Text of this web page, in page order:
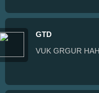
GTD
VUK GRGUR